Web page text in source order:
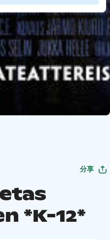
分享
*K-12*